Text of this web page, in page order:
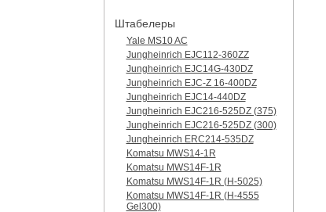
Штабелеры
Yale MS10 AC
Jungheinrich EJC112-360ZZ
Jungheinrich EJC14G-430DZ
Jungheinrich EJC-Z 16-400DZ
Jungheinrich EJC14-440DZ
Jungheinrich EJC216-525DZ (375)
Jungheinrich EJC216-525DZ (300)
Jungheinrich ERC214-535DZ
Komatsu MWS14-1R
Komatsu MWS14F-1R
Komatsu MWS14F-1R (H-5025)
Komatsu MWS14F-1R (H-4555
Gel300)